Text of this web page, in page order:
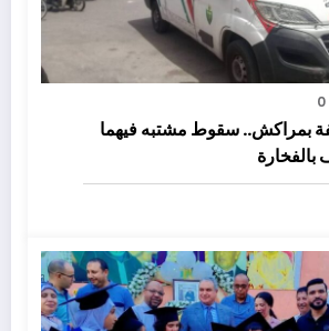
0
بمراكش.. سقوط مشتبه فيهما